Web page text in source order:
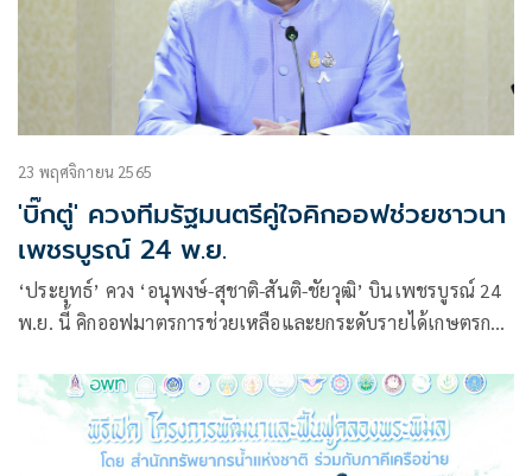
23 พฤศจิกายน 2565
'บิ๊กตู่' ควงทีมรัฐมนตรีคู่ใจคิกออฟช่วยชาวนา
เพชรบูรณ์ 24 พ.ย.
‘ประยุทธ์’ ควง ‘อนุพงษ์-สุชาติ-สันติ-ชัยวุฒิ’ บินเพชรบูรณ์ 24
พ.ย. นี้ คิกออฟมาตรการช่วยเหลือและยกระดับรายได้เกษตรกร